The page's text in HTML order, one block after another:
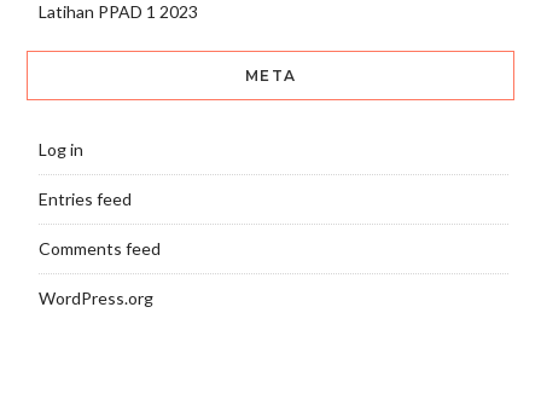
Latihan PPAD 1 2023
META
Log in
Entries feed
Comments feed
WordPress.org